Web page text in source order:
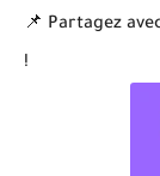
📌 Partagez
!